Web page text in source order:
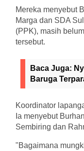
Mereka menyebut
Marga dan SDA
(PPK), masih
tersebut.
Baca Juga:
Baruga
Koordinator
Ia menyebut
Sembiring dan
"Bagaimana